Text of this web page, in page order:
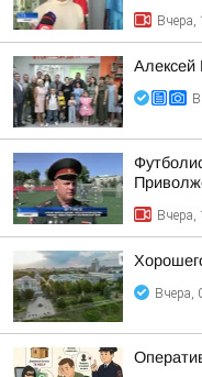
Вчера,
Алексей
Вчера,
Вчера,